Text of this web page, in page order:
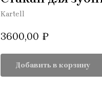
Kartell
3600,00 ₽
Добавить в корзину